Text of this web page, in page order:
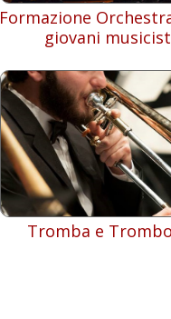
Formazione
giovani
Tromba e